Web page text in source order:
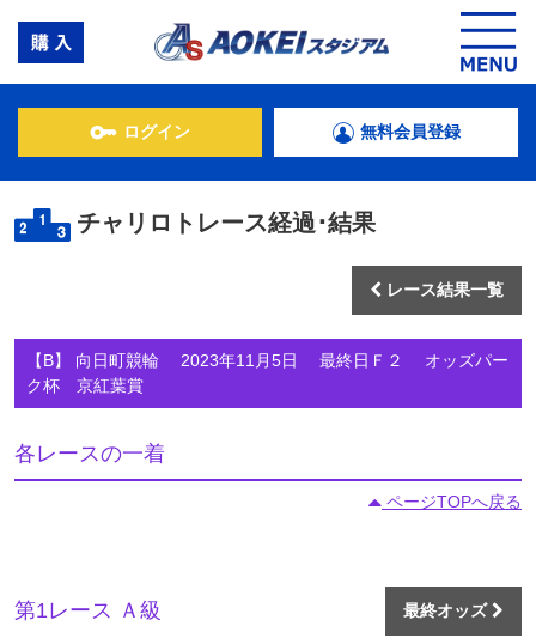
ログイン 無料会員登録
チャリロトレース経過･結果
レース結果一覧
【B】 向日町競輪 2023年11月5日 最終日Ｆ２ オッズパー
ク杯 京紅葉賞
各レースの一着
ページTOPへ戻る
第1レース Ａ級 最終オッズ